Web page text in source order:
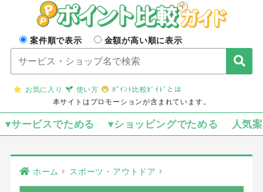
案件順で表示 金額が高い順に表示
お気に入り 使い方
ﾎﾟｲﾝﾄ比較ｶﾞｲﾄﾞとは
本サイトはプロモーションが含まれています。
▾サービスでためる ▾ショッピングでためる 人気
ホーム スポーツ・アウトドア